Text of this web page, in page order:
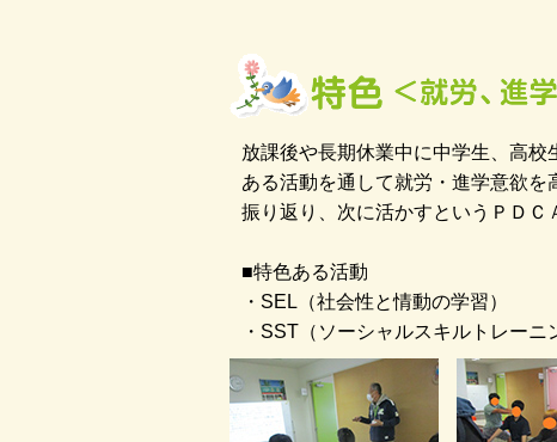
放課後や長期休業中に中学生、高
ある活動を通して就労・進学意欲を
振り返り、次に活かすというＰＤＣ
■特色ある活動
・SEL（社会性と情動の学習）
・SST（ソーシャルスキルトレー